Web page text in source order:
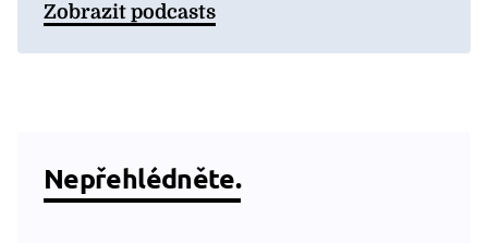
Zobrazit podcasts
Nepřehlédněte.